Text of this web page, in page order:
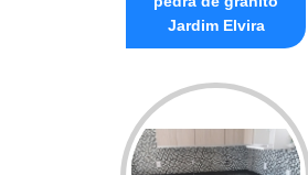
Jardim Elvira